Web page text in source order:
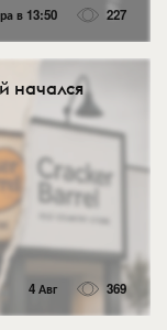
в 13:50 227
начался
4 Авг 369